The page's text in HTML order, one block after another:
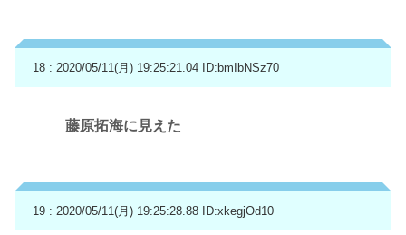
18 : 2020/05/11(月) 19:25:21.04 ID:bmIbNSz70
藤原拓海に見えた
19 : 2020/05/11(月) 19:25:28.88 ID:xkegjOd10